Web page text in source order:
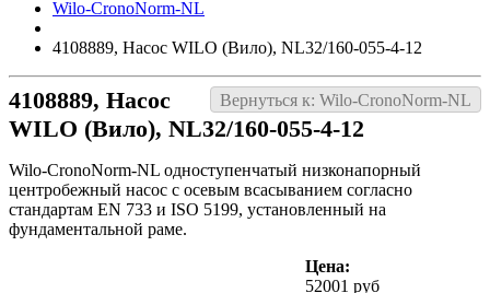
Wilo-CronoNorm-NL
4108889, Насос WILO (Вило), NL32/160-055-4-12
Вернуться к: Wilo-CronoNorm-NL
4108889, Насос
WILO (Вило), NL32/160-055-4-12
Wilo-CronoNorm-NL одноступенчатый низконапорный
центробежный насос с осевым всасыванием согласно
стандартам EN 733 и ISO 5199, установленный на
фундаментальной раме.
Цена:
52001 руб